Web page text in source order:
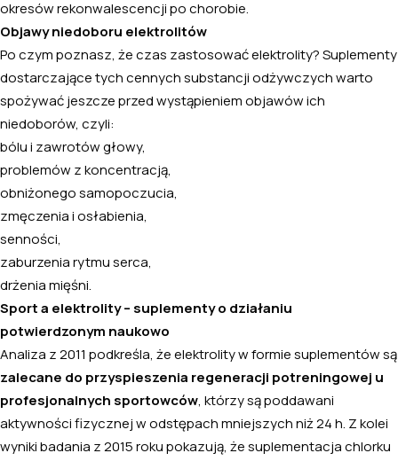
okresów rekonwalescencji po chorobie.
Objawy niedoboru elektrolitów
Po czym poznasz, że czas zastosować elektrolity? Suplementy
dostarczające tych cennych substancji odżywczych warto
spożywać jeszcze przed wystąpieniem objawów ich
niedoborów, czyli:
bólu i zawrotów głowy,
problemów z koncentracją,
obniżonego samopoczucia,
zmęczenia i osłabienia,
senności,
zaburzenia rytmu serca,
drżenia mięśni.
Sport a elektrolity – suplementy o działaniu
potwierdzonym naukowo
Analiza z 2011 podkreśla, że elektrolity w formie suplementów są
zalecane do przyspieszenia regeneracji potreningowej u
profesjonalnych sportowców , którzy są poddawani
aktywności fizycznej w odstępach mniejszych niż 24 h. Z kolei
wyniki badania z 2015 roku pokazują, że suplementacja chlorku